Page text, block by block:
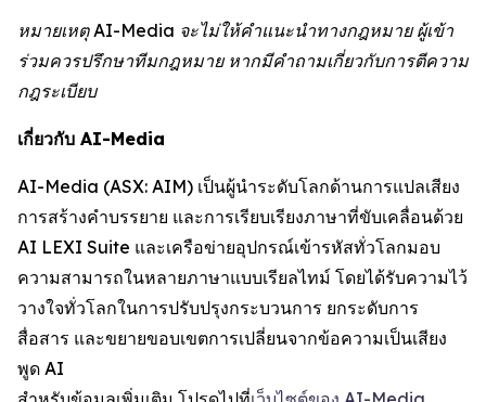
หมายเหตุ AI-Media จะไม่ให้คำแนะนำทางกฎหมาย ผู้เข้า
ร่วมควรปรึกษาทีมกฎหมาย หากมีคำถามเกี่ยวกับการตีความ
กฎระเบียบ
เกี่ยวกับ AI-Media
AI-Media (ASX: AIM) เป็นผู้นำระดับโลกด้านการแปลเสียง
การสร้างคำบรรยาย และการเรียบเรียงภาษาที่ขับเคลื่อนด้วย
AI LEXI Suite และเครือข่ายอุปกรณ์เข้ารหัสทั่วโลกมอบ
ความสามารถในหลายภาษาแบบเรียลไทม์ โดยได้รับความไว้
วางใจทั่วโลกในการปรับปรุงกระบวนการ ยกระดับการ
สื่อสาร และขยายขอบเขตการเปลี่ยนจากข้อความเป็นเสียง
พูด AI